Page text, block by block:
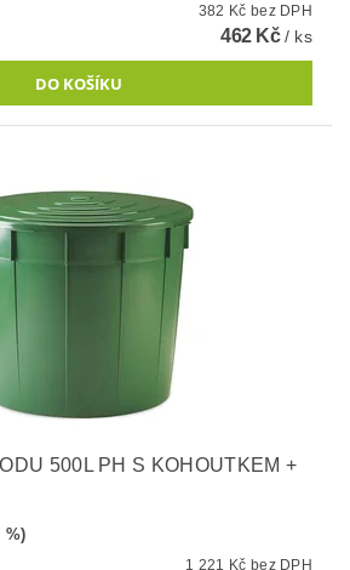
382 Kč bez DPH
462 Kč/ ks
500L PH S KOHOUTKEM +
%)
1 221 Kč bez DPH